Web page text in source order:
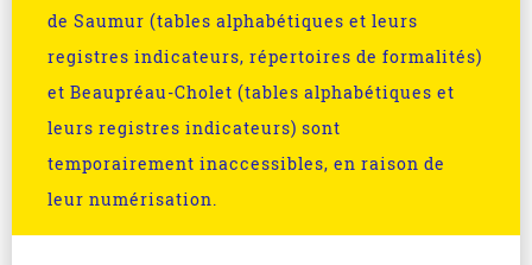
de Saumur (tables alphabétiques et leurs
registres indicateurs, répertoires de formalités)
et Beaupréau-Cholet (tables alphabétiques et
leurs registres indicateurs) sont
temporairement inaccessibles, en raison de
leur numérisation.